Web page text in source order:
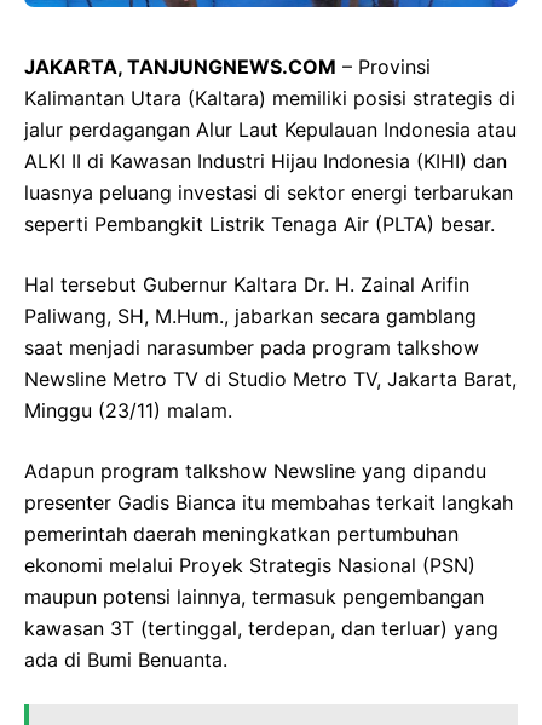
JAKARTA, TANJUNGNEWS.COM – Provinsi
Kalimantan Utara (Kaltara) memiliki posisi strategis di
jalur perdagangan Alur Laut Kepulauan Indonesia atau
ALKI II di Kawasan Industri Hijau Indonesia (KIHI) dan
luasnya peluang investasi di sektor energi terbarukan
seperti Pembangkit Listrik Tenaga Air (PLTA) besar.
Hal tersebut Gubernur Kaltara Dr. H. Zainal Arifin
Paliwang, SH, M.Hum., jabarkan secara gamblang
saat menjadi narasumber pada program talkshow
Newsline Metro TV di Studio Metro TV, Jakarta Barat,
Minggu (23/11) malam.
Adapun program talkshow Newsline yang dipandu
presenter Gadis Bianca itu membahas terkait langkah
pemerintah daerah meningkatkan pertumbuhan
ekonomi melalui Proyek Strategis Nasional (PSN)
maupun potensi lainnya, termasuk pengembangan
kawasan 3T (tertinggal, terdepan, dan terluar) yang
ada di Bumi Benuanta.